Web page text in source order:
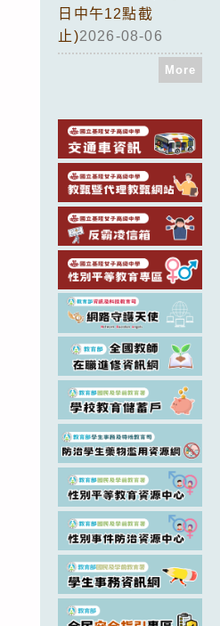
日中午12點截
止)2026-08-06
More